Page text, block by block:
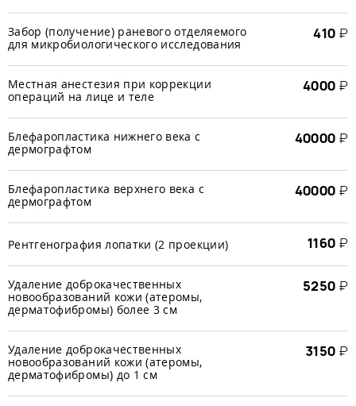
Забор (получение) раневого отделяемого
для микробиологического исследования
410 ₽
Местная анестезия при коррекции
операций на лице и теле
4000 ₽
Блефаропластика нижнего века с
дермографтом
40000 ₽
Блефаропластика верхнего века с
дермографтом
40000 ₽
Рентгенография лопатки (2 проекции) 1160 ₽
Удаление доброкачественных
новообразований кожи (атеромы,
дерматофибромы) более 3 см
5250 ₽
Удаление доброкачественных
новообразований кожи (атеромы,
дерматофибромы) до 1 см
3150 ₽